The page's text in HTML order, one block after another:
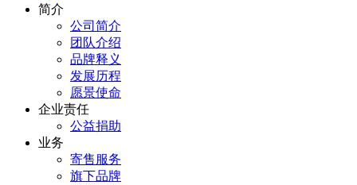
简介
公司简介
团队介绍
品牌释义
发展历程
愿景使命
企业责任
公益捐助
业务
寄售服务
旗下品牌